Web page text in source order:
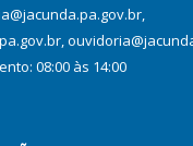
08:00 às 14:00